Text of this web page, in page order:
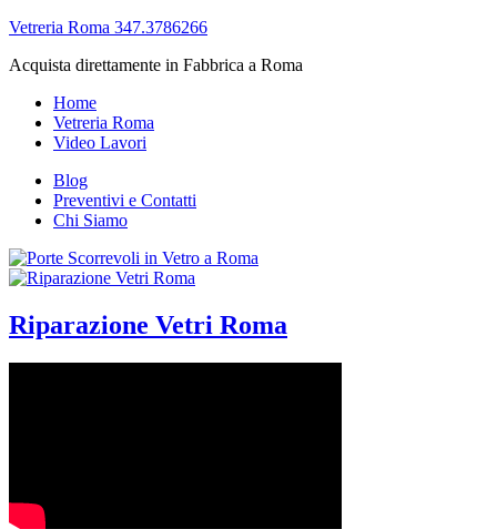
Vetreria Roma 347.3786266
Acquista direttamente in Fabbrica a Roma
Home
Vetreria Roma
Video Lavori
Blog
Preventivi e Contatti
Chi Siamo
Riparazione Vetri Roma